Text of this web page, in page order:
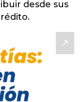
desde sus